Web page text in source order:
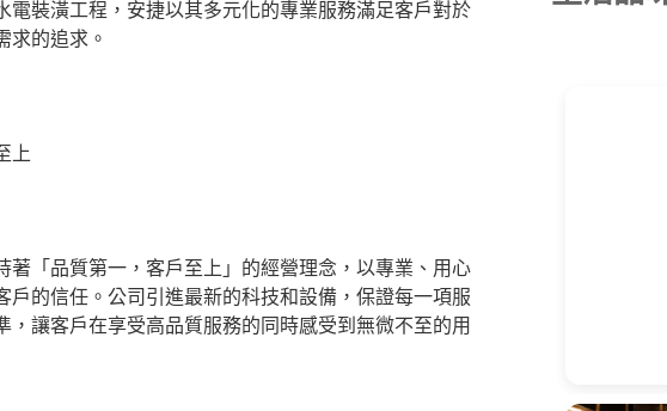
電裝潢工程，安捷以其多元化的專業服務滿足客戶對於
求的追求。
上
著「品質第一，客戶至上」的經營理念，以專業、用心
戶的信任。公司引進最新的科技和設備，保證每一項服
，讓客戶在享受高品質服務的同時感受到無微不至的用